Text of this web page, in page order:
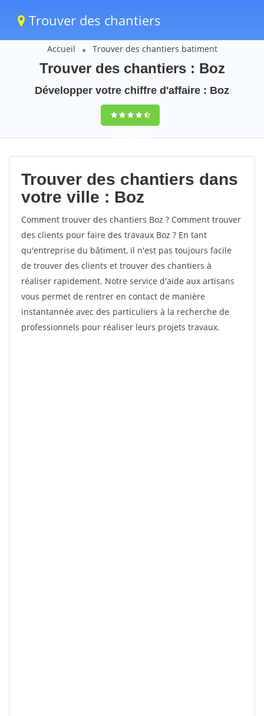
Trouver des chantiers
Accueil Trouver des chantiers batiment
Trouver des chantiers : Boz
Développer votre chiffre d'affaire : Boz
9,5(100%)36
votes
Trouver des chantiers dans
votre ville : Boz
Comment trouver des chantiers Boz ? Comment trouver
des clients pour faire des travaux Boz ? En tant
qu'entreprise du bâtiment, il n'est pas toujours facile
de trouver des clients et trouver des chantiers à
réaliser rapidement. Notre service d'aide aux artisans
vous permet de rentrer en contact de manière
instantannée avec des particuliers à la recherche de
professionnels pour réaliser leurs projets travaux.